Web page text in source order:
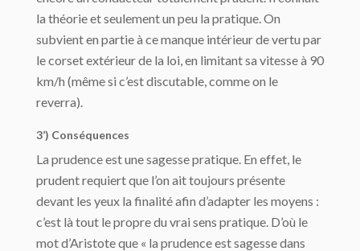
la théorie et seulement un peu la pratique. On
subvient en partie à ce manque intérieur de vertu par
le corset extérieur de la loi, en limitant sa vitesse à 90
km/h (même si c’est discutable, comme on le
reverra).
3’) Conséquences
La prudence est une sagesse pratique. En effet, le
prudent requiert que l’on ait toujours présente
devant les yeux la finalité afin d’adapter les moyens :
c’est là tout le propre du vrai sens pratique. D’où le
mot d’Aristote que « la prudence est sagesse dans